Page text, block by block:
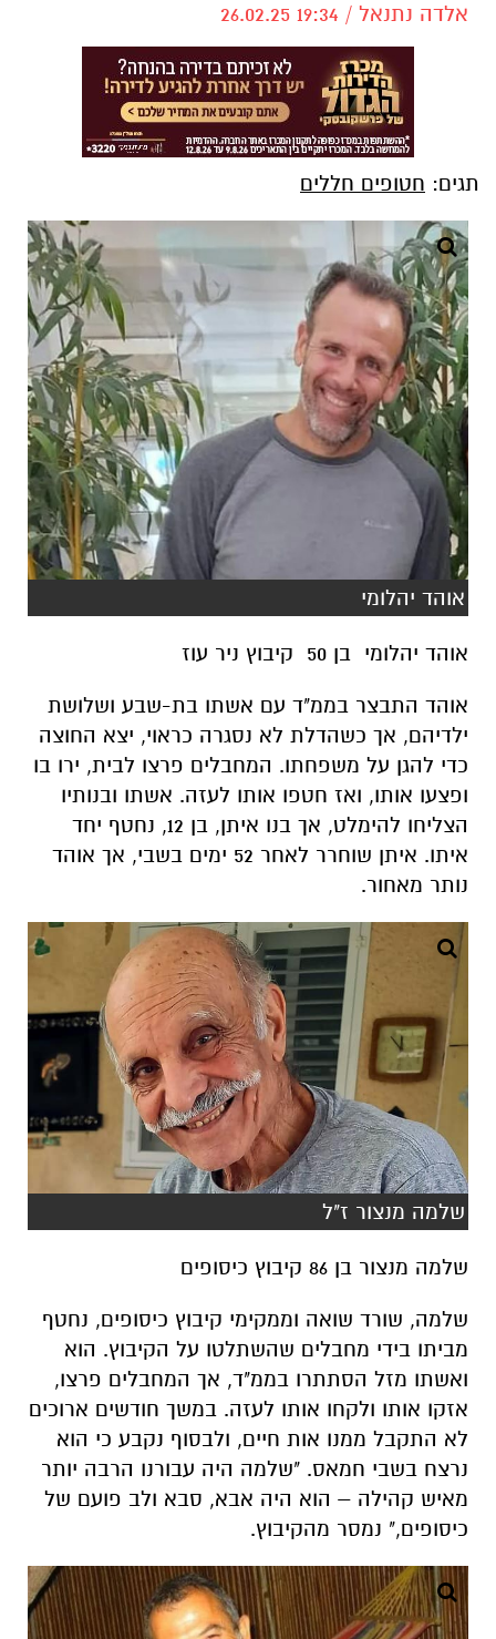
אלדה נתנאל / 19:34 26.02.25
תגים: חטופים חללים
אוהד יהלומי
אוהד יהלומי בן 50 קיבוץ ניר עוז
אוהד התבצר בממ"ד עם אשתו בת-שבע ושלושת
ילדיהם, אך כשהדלת לא נסגרה כראוי, יצא החוצה
כדי להגן על משפחתו. המחבלים פרצו לבית, ירו בו
ופצעו אותו, ואז חטפו אותו לעזה. אשתו ובנותיו
הצליחו להימלט, אך בנו איתן, בן 12, נחטף יחד
איתו. איתן שוחרר לאחר 52 ימים בשבי, אך אוהד
נותר מאחור.
שלמה מנצור ז"ל
שלמה מנצור בן 86 קיבוץ כיסופים
שלמה, שורד שואה וממקימי קיבוץ כיסופים, נחטף
מביתו בידי מחבלים שהשתלטו על הקיבוץ. הוא
ואשתו מזל הסתתרו בממ"ד, אך המחבלים פרצו,
אזקו אותו ולקחו אותו לעזה. במשך חודשים ארוכים
לא התקבל ממנו אות חיים, ולבסוף נקבע כי הוא
נרצח בשבי חמאס. "שלמה היה עבורנו הרבה יותר
מאיש קהילה – הוא היה אבא, סבא ולב פועם של
כיסופים," נמסר מהקיבוץ.